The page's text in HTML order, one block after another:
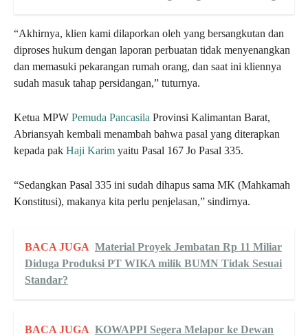
“Akhirnya, klien kami dilaporkan oleh yang bersangkutan dan
diproses hukum dengan laporan perbuatan tidak menyenangkan
dan memasuki pekarangan rumah orang, dan saat ini kliennya
sudah masuk tahap persidangan,” tuturnya.
Ketua MPW Pemuda Pancasila Provinsi Kalimantan Barat,
Abriansyah kembali menambah bahwa pasal yang diterapkan
kepada pak Haji Karim yaitu Pasal 167 Jo Pasal 335.
“Sedangkan Pasal 335 ini sudah dihapus sama MK (Mahkamah
Konstitusi), makanya kita perlu penjelasan,” sindirnya.
BACA JUGA Material Proyek Jembatan Rp 11 Miliar
Diduga Produksi PT WIKA milik BUMN Tidak Sesuai
Standar?
BACA JUGA KOWAPPI Segera Melapor ke Dewan